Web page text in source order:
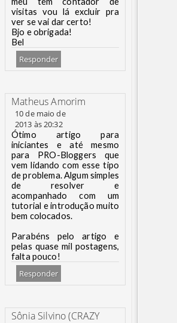
visitas vou lá excluir pra
ver se vai dar certo!
Bjo e obrigada!
Bel
Responder
Matheus Amorim
10 de maio de
2013 às 20:32
Ótimo artigo para
iniciantes e até mesmo
para PRO-Bloggers que
vem lidando com esse tipo
de problema. Algum simples
de resolver e
acompanhado com um
tutorial e introdução muito
bem colocados.
Parabéns pelo artigo e
pelas quase mil postagens,
falta pouco!
Responder
Sônia Silvino (CRAZY